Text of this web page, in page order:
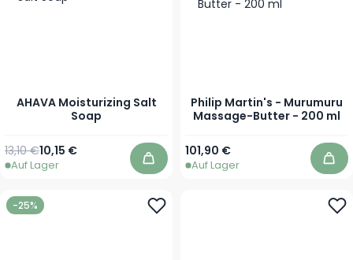
AHAVA Moisturizing Salt
Soap
Sonderpreis
10,15 €
Regulärer Preis
13,10 €
Auf Lager In den Warenkorb
Philip Martin's - Murumuru
Massage-Butter - 200 ml
101,90 €
Auf Lager In
-25%